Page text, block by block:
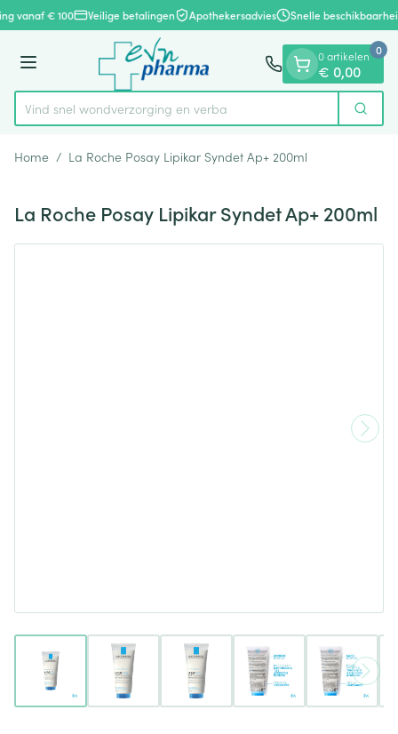
Ga naar de inhoud
1 van 1
vanaf € 100 Veilige betalingen Apothekersadvies Snelle
Menu
Product, merk, categorie...
Vind snel wondverzorging e Zoek
0 artikelen
€ 0,00
0
Home / La Roche Posay Lipikar Syndet Ap+ 200ml
La Roche Posay Lipikar Syndet Ap+ 200ml
View larger imageView larger imageView larger imageView larger image
View